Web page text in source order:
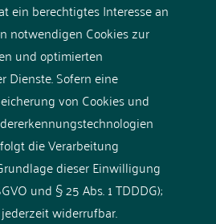
ein berechtigtes Interesse an
notwendigen Cookies zur
und optimierten
Dienste. Sofern eine
von Cookies und
die Verarbeitung
dieser Einwilligung
und § 25 Abs. 1 TDDDG);
widerrufbar.